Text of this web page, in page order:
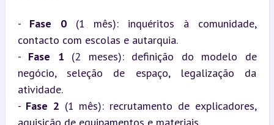
- Fase 0 (1 mês): inquéritos à comunidade,
contacto com escolas e autarquia.
- Fase 1 (2 meses): definição do modelo de
negócio, seleção de espaço, legalização da
atividade.
- Fase 2 (1 mês): recrutamento de explicadores,